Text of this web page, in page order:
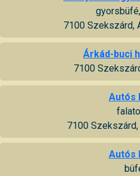
7100 Szekszárd,
Árkád-buci
7100
Autós
7100
Autós